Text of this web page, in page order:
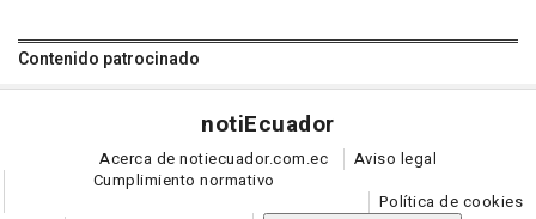
Contenido patrocinado
notiEcuador
Acerca de notiecuador.com.ec
Aviso legal
Cumplimiento normativo
Política de cookies